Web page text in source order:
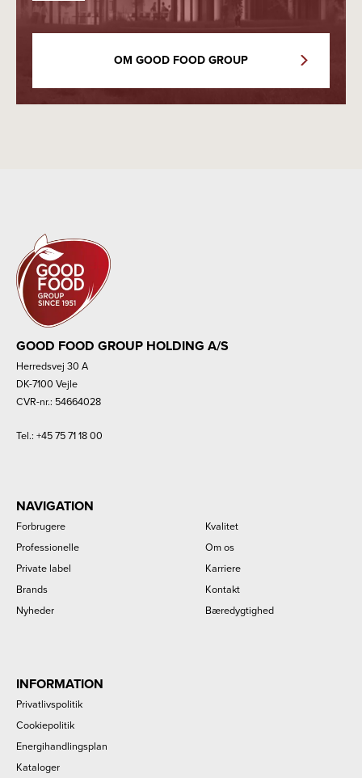
OM GOOD FOOD GROUP
GOOD FOOD GROUP HOLDING A/S
Herredsvej 30 A
DK-7100 Vejle
CVR-nr.: 54664028
Tel.: +45 75 71 18 00
NAVIGATION
Forbrugere
Professionelle
Private label
Brands
Nyheder
Kvalitet
Om os
Karriere
Kontakt
Bæredygtighed
INFORMATION
Privatlivspolitik
Cookiepolitik
Energihandlingsplan
Kataloger